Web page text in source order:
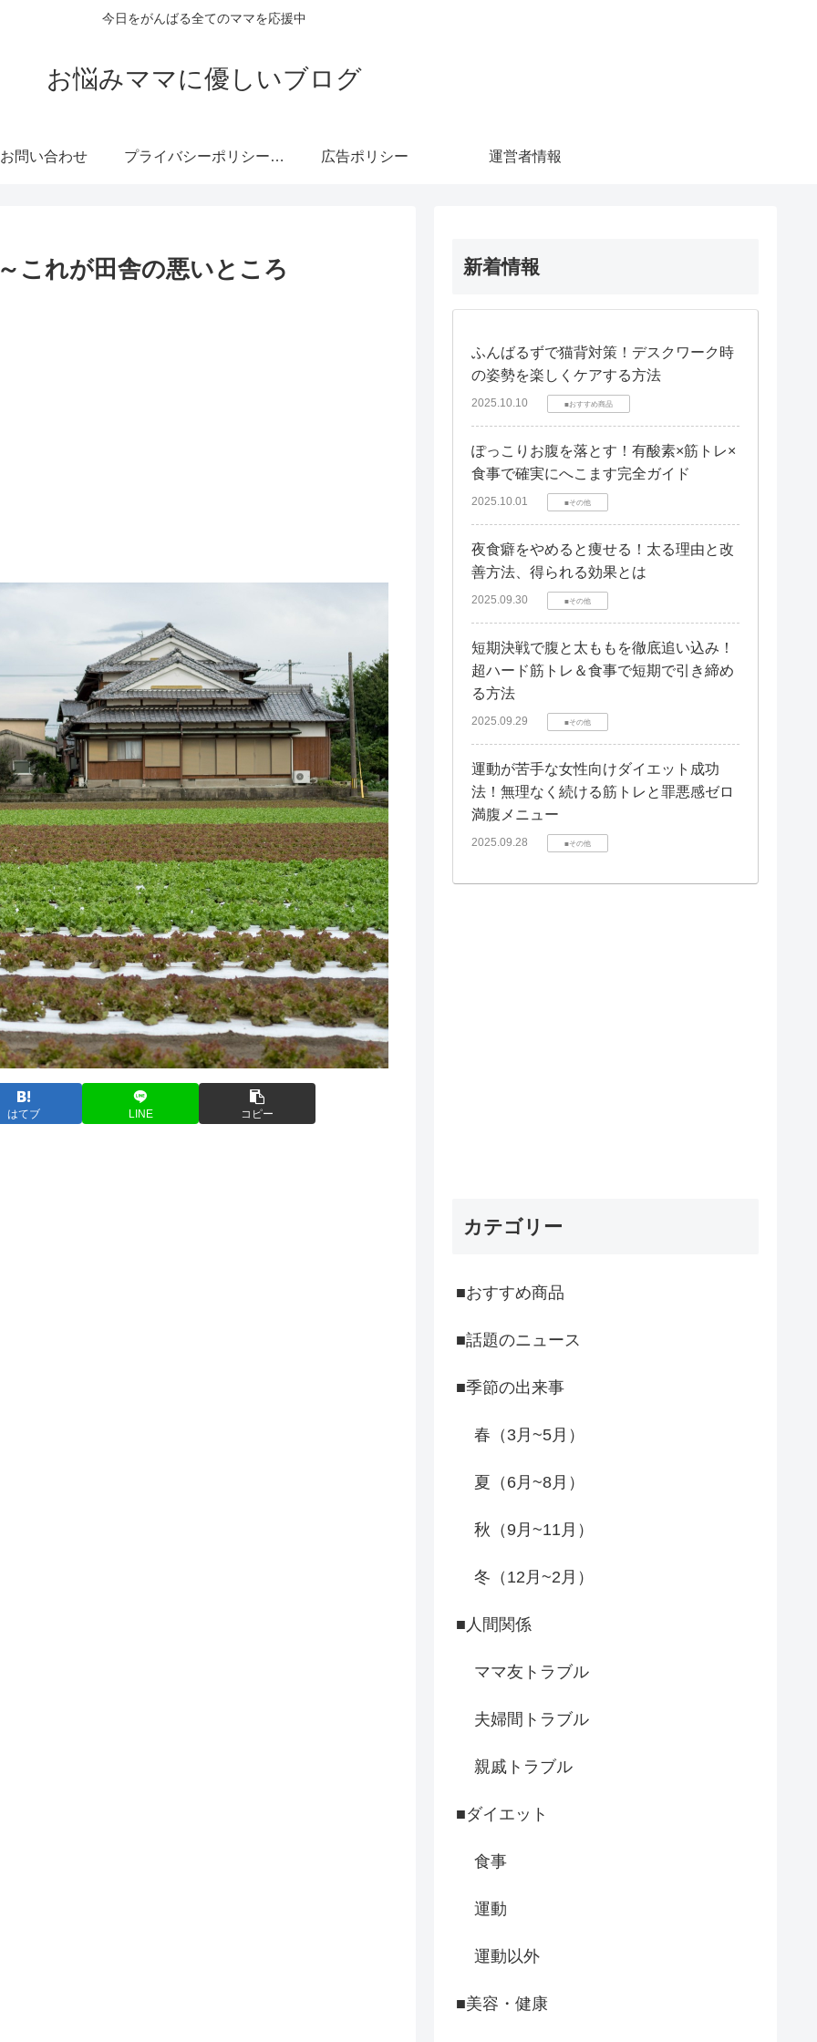
今日をがんばる全てのママを応援中
お悩みママに優しいブログ
お問い合わせ プライバシーポリシー・免責事項 広告ポリシー 運営者情報
これが田舎の悪いところ
はてブ LINE コピー
新着情報
ふんばるずで猫背対策！デスクワーク時
の姿勢を楽しくケアする方法
2025.10.10 ■おすすめ商品
ぽっこりお腹を落とす！有酸素×筋トレ×
食事で確実にへこます完全ガイド
2025.10.01 ■その他
夜食癖をやめると痩せる！太る理由と改
善方法、得られる効果とは
2025.09.30 ■その他
短期決戦で腹と太ももを徹底追い込み！
超ハード筋トレ＆食事で短期で引き締め
る方法
2025.09.29 ■その他
運動が苦手な女性向けダイエット成功
法！無理なく続ける筋トレと罪悪感ゼロ
満腹メニュー
2025.09.28 ■その他
カテゴリー
■おすすめ商品
■話題のニュース
■季節の出来事
春（3月~5月）
夏（6月~8月）
秋（9月~11月）
冬（12月~2月）
■人間関係
ママ友トラブル
夫婦間トラブル
親戚トラブル
■ダイエット
食事
運動
運動以外
■美容・健康